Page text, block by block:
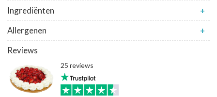
Ingrediënten
+
Allergenen
+
Reviews
25 reviews